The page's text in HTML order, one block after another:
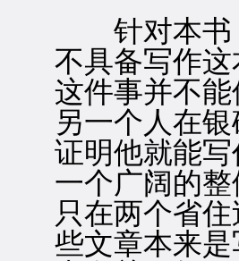
针对本书，
不具备写作
这件事并不
另一个人在
证明他就能
一个广阔的
只在两个省
些文章本来